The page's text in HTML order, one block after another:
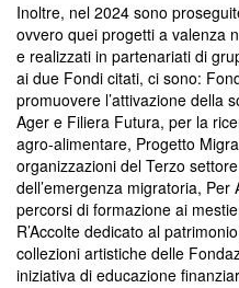
Inoltre, nel 2024 sono
ovvero quei progetti a valenza
e realizzati in partenariati di
ai due Fondi citati, ci sono:
promuovere l’attivazione della
Ager e Filiera Futura, per la
agro-alimentare, Progetto
organizzazioni del Terzo
dell’emergenza migratoria,
percorsi di formazione ai
R’Accolte dedicato al
collezioni artistiche delle
iniziativa di educazione